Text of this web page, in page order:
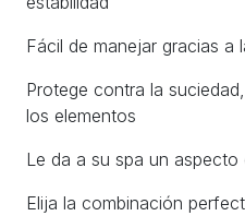
Fácil de manejar gracias a
Protege contra la
los elementos
Le da a su spa un
Elija la combinación